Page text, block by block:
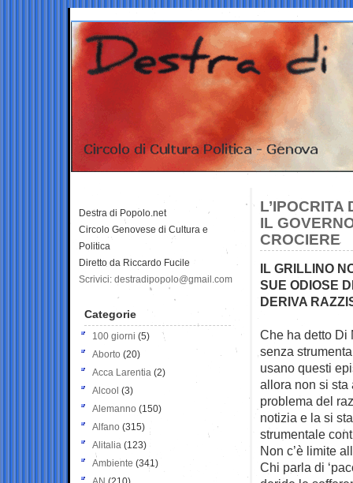
IL
CROCIERE
IL GRILLINO
SUE ODIOSE
DERIVA
Che ha detto Di
senza
usano questi
allora non si sta
problema del
notizia e la si
strumentale
Non c’è limite
Chi parla di
Destra di Popolo.net
Circolo Genovese di Cultura e
Politica
Diretto da Riccardo Fucile
Scrivici: destradipopolo@gmail.com
Categorie
100 giorni (5)
Aborto (20)
Acca Larentia (2)
Alcool (3)
Alemanno (150)
Alfano (315)
Alitalia (123)
Ambiente (341)